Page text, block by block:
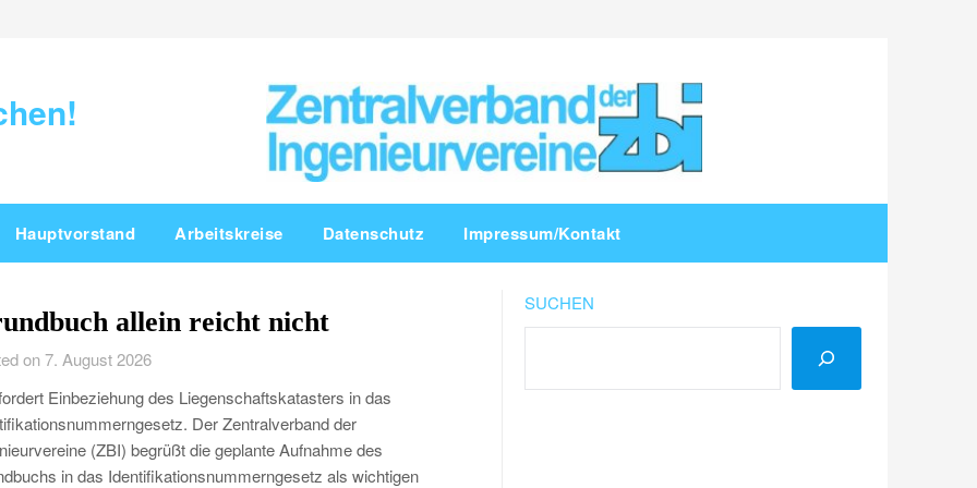
Hauptvorstand Arbeitskreise Datenschutz Impressum/Kontakt
allein reicht nicht
on 7. August 2026
Einbeziehung des Liegenschaftskatasters in das
Der Zentralverband der
(ZBI) begrüßt die geplante Aufnahme des
in das Identifikationsnummerngesetz als wichtigen
SUCHEN